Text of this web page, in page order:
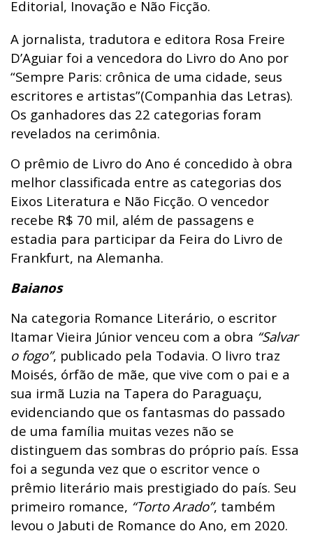
Editorial, Inovação e Não Ficção.
A jornalista, tradutora e editora Rosa Freire
D’Aguiar foi a vencedora do Livro do Ano por
“Sempre Paris: crônica de uma cidade, seus
escritores e artistas”(Companhia das Letras).
Os ganhadores das 22 categorias foram
revelados na cerimônia.
O prêmio de Livro do Ano é concedido à obra
melhor classificada entre as categorias dos
Eixos Literatura e Não Ficção. O vencedor
recebe R$ 70 mil, além de passagens e
estadia para participar da Feira do Livro de
Frankfurt, na Alemanha.
Baianos
Na categoria Romance Literário, o escritor
Itamar Vieira Júnior venceu com a obra “Salvar
o fogo”, publicado pela Todavia. O livro traz
Moisés, órfão de mãe, que vive com o pai e a
sua irmã Luzia na Tapera do Paraguaçu,
evidenciando que os fantasmas do passado
de uma família muitas vezes não se
distinguem das sombras do próprio país. Essa
foi a segunda vez que o escritor vence o
prêmio literário mais prestigiado do país. Seu
primeiro romance, “Torto Arado”, também
levou o Jabuti de Romance do Ano, em 2020.